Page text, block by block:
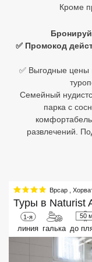
Кроме
✅ Промокод
✅ Выгодные цены
Семейный
парка с
развлечений.
Врсар
Туры в Naturist
1-я
линия галька
50 м
до
Куба
Шри Ланка
Бали
Хайнань
Южный Гоа
Занзибар
Абхазия
Большой Сочи